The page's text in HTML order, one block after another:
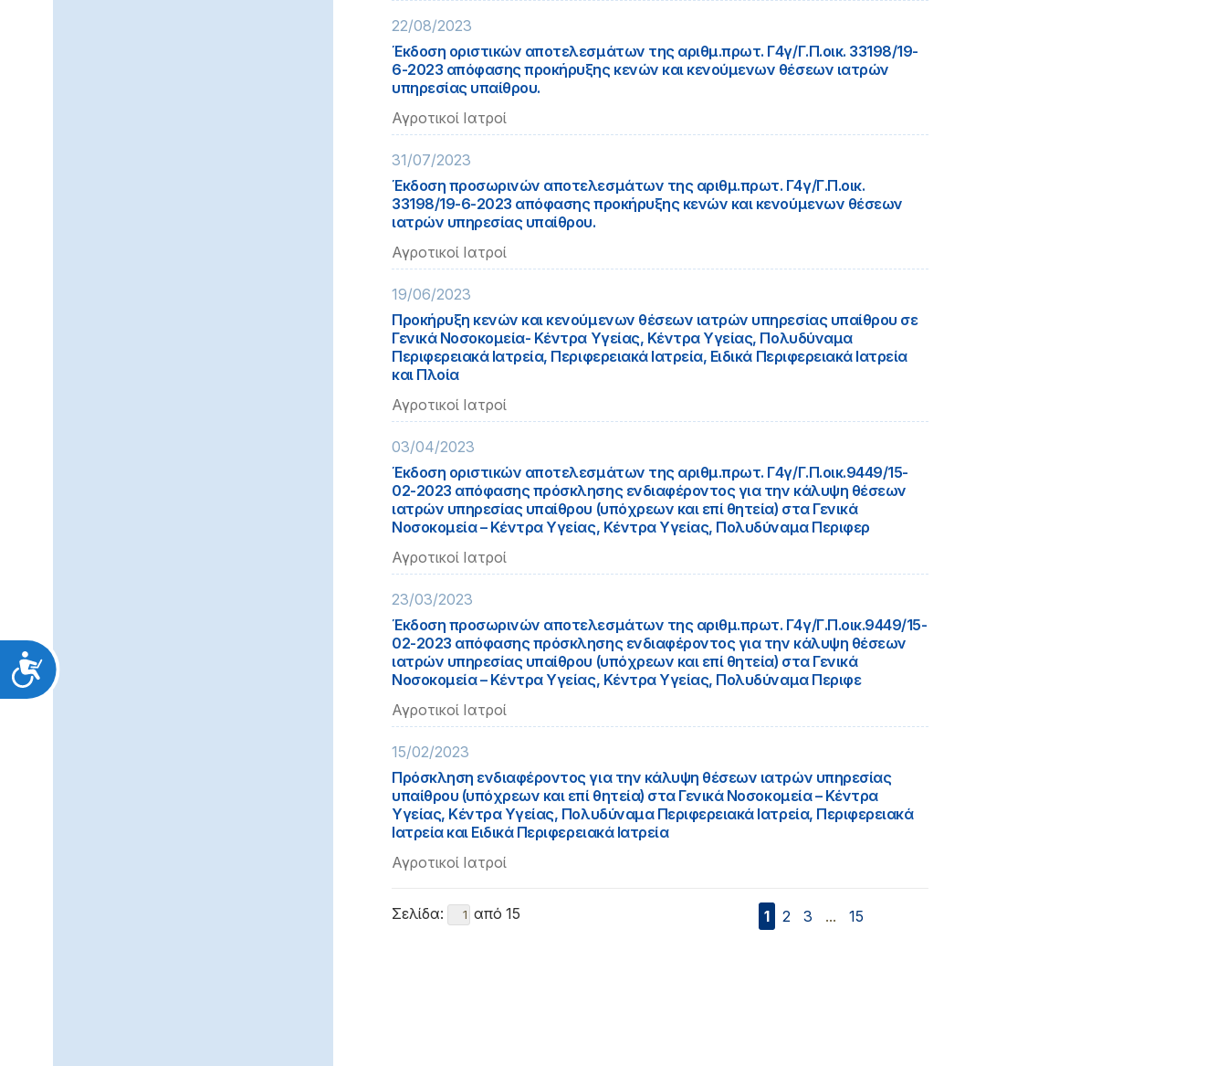
Προσιτότητα
22/08/2023
Έκδοση οριστικών αποτελεσμάτων της αριθμ.πρωτ. Γ4γ/Γ.Π.οικ. 33198/19-
6-2023 απόφασης προκήρυξης κενών και κενούμενων θέσεων ιατρών
υπηρεσίας υπαίθρου.
Αγροτικοί Ιατροί
31/07/2023
Έκδοση προσωρινών αποτελεσμάτων της αριθμ.πρωτ. Γ4γ/Γ.Π.οικ.
33198/19-6-2023 απόφασης προκήρυξης κενών και κενούμενων θέσεων
ιατρών υπηρεσίας υπαίθρου.
Αγροτικοί Ιατροί
19/06/2023
Προκήρυξη κενών και κενούμενων θέσεων ιατρών υπηρεσίας υπαίθρου σε
Γενικά Νοσοκομεία- Κέντρα Υγείας, Κέντρα Υγείας, Πολυδύναμα
Περιφερειακά Ιατρεία, Περιφερειακά Ιατρεία, Ειδικά Περιφερειακά Ιατρεία
και Πλοία
Αγροτικοί Ιατροί
03/04/2023
Έκδοση οριστικών αποτελεσμάτων της αριθμ.πρωτ. Γ4γ/Γ.Π.οικ.9449/15-
02-2023 απόφασης πρόσκλησης ενδιαφέροντος για την κάλυψη θέσεων
ιατρών υπηρεσίας υπαίθρου (υπόχρεων και επί θητεία) στα Γενικά
Νοσοκομεία – Κέντρα Υγείας, Κέντρα Υγείας, Πολυδύναμα Περιφερ
Αγροτικοί Ιατροί
23/03/2023
Έκδοση προσωρινών αποτελεσμάτων της αριθμ.πρωτ. Γ4γ/Γ.Π.οικ.9449/15-
02-2023 απόφασης πρόσκλησης ενδιαφέροντος για την κάλυψη θέσεων
ιατρών υπηρεσίας υπαίθρου (υπόχρεων και επί θητεία) στα Γενικά
Νοσοκομεία – Κέντρα Υγείας, Κέντρα Υγείας, Πολυδύναμα Περιφε
Αγροτικοί Ιατροί
15/02/2023
Πρόσκληση ενδιαφέροντος για την κάλυψη θέσεων ιατρών υπηρεσίας
υπαίθρου (υπόχρεων και επί θητεία) στα Γενικά Νοσοκομεία – Κέντρα
Υγείας, Κέντρα Υγείας, Πολυδύναμα Περιφερειακά Ιατρεία, Περιφερειακά
Ιατρεία και Ειδικά Περιφερειακά Ιατρεία
Αγροτικοί Ιατροί
Σελίδα: από 15 1 2 3 ... 15